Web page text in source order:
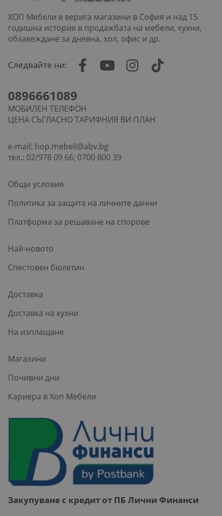
ХОП Мебели е верига магазини в София и над 15
годишна история в продажбата на мебели, кухни,
обзавеждане за дневна, хол, офис и др.
Следвайте ни:
0896661089
МОБИЛЕН ТЕЛЕФОН
ЦЕНА СЪГЛАСНО ТАРИФНИЯ ВИ ПЛАН
e-mail: hop.mebeli@abv.bg
тел.: 02/978 09 66; 0700 800 39
Общи условия
Политика за защита на личните данни
Платформа за решаване на спорове
Най-новото
Спестовен бюлетин
Доставка
Доставка на кухни
На изплащане
Магазини
Почивни дни
Кариера в Хоп Мебели
Закупуване с кредит от ПБ Лични Финанси